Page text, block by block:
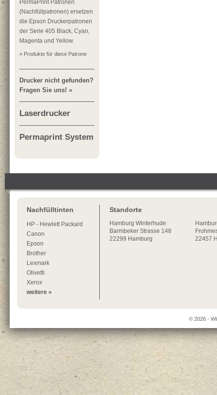
PermaPrint Patronen
(Nachfüllpatronen) ersetzen
die Epson Druckerpatronen
der Serie 405 Black, Cyan,
Magenta und Yellow.
» Produkte für diese Patrone
Drucker nicht gefunden?
Fragen Sie uns! »
Laserdrucker
Permaprint System
Nachfülltinten
HP - Hewlett Packard
Canon
Epson
Brother
Lexmark
Olivetti
Xerox
weitere »
Standorte
Hamburg Winterhude
Barmbeker Strasse 148
22299 Hamburg
22457
© 2026 -